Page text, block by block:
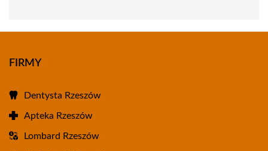
FIRMY
Dentysta Rzeszów
Apteka Rzeszów
Lombard Rzeszów